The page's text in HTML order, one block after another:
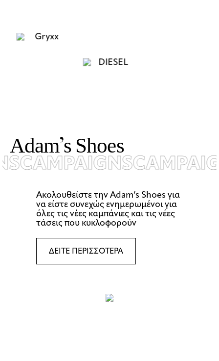
Adam’sShoes
CAMPAIGNS
Ακολουθείστε την Αdam’s Shoes για
να είστε συνεχώς ενημερωμένοι για
όλες τις νέες καμπάνιες και τις νέες
τάσεις που κυκλοφορούν
ΔΕΙΤΕ ΠΕΡΙΣΣΟΤΕΡΑ